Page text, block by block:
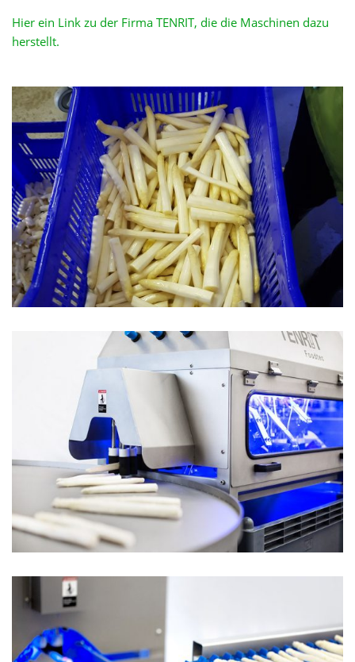
Hier ein Link zu der Firma TENRIT, die die Maschinen dazu
herstellt.